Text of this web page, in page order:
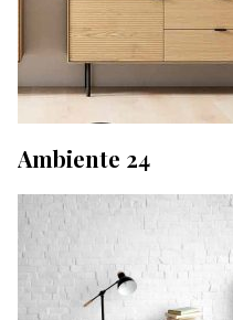
Ambiente 24